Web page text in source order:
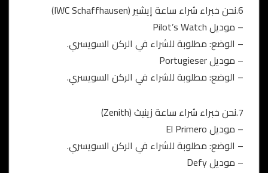
6.نحن خبراء شراء ساعة إيشير (IWC Schaffhausen)
– موديل Pilot’s Watch
– الوضع: مطلوبة للشراء في الركن السويسري.
– موديل Portugieser
– الوضع: مطلوبة للشراء في الركن السويسري.
7.نحن خبراء شراء ساعة زينيث (Zenith)
– موديل El Primero
– الوضع: مطلوبة للشراء في الركن السويسري.
– موديل Defy